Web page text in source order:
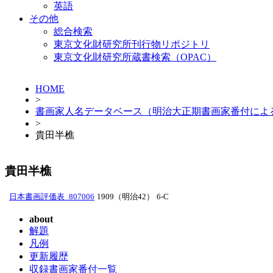
英語
その他
総合検索
東京文化財研究所刊行物リポジトリ
東京文化財研究所蔵書検索（OPAC）
HOME
>
書画家人名データベース（明治大正期書画家番付によ
>
貴田半樵
貴田半樵
日本書画評価表_807006 1909（明治42） 6-C
about
解題
凡例
更新履歴
収録書画家番付一覧